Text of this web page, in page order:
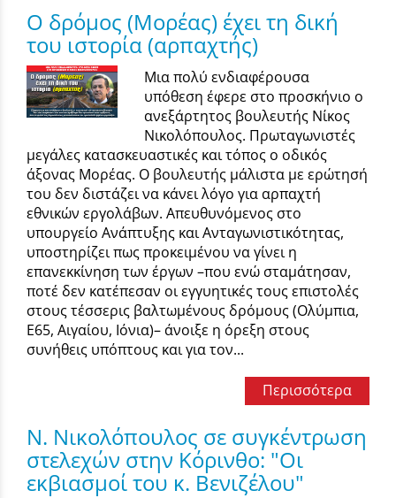
Ο δρόμος (Μορέας) έχει τη δική
του ιστορία (αρπαχτής)
Μια πολύ ενδιαφέρουσα
υπόθεση έφερε στο προσκήνιο ο
ανεξάρτητος βουλευτής Νίκος
Νικολόπουλος. Πρωταγωνιστές
μεγάλες κατασκευαστικές και τόπος ο οδικός
άξονας Μορέας. Ο βουλευτής μάλιστα με ερώτησή
του δεν διστάζει να κάνει λόγο για αρπαχτή
εθνικών εργολάβων. Απευθυνόμενος στο
υπουργείο Ανάπτυξης και Ανταγωνιστικότητας,
υποστηρίζει πως προκειμένου να γίνει η
επανεκκίνηση των έργων –που ενώ σταμάτησαν,
ποτέ δεν κατέπεσαν οι εγγυητικές τους επιστολές
στους τέσσερις βαλτωμένους δρόμους (Ολύμπια,
Ε65, Αιγαίου, Ιόνια)– άνοιξε η όρεξη στους
συνήθεις υπόπτους και για τον...
Περισσότερα
Ν. Νικολόπουλος σε συγκέντρωση
στελεχών στην Κόρινθο: "Οι
εκβιασμοί του κ. Βενιζέλου"